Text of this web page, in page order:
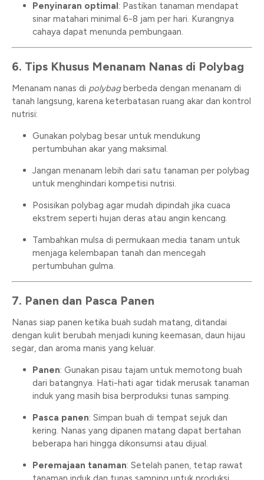
Penyinaran optimal: Pastikan tanaman mendapat
sinar matahari minimal 6-8 jam per hari. Kurangnya
cahaya dapat menunda pembungaan.
6. Tips Khusus Menanam Nanas di Polybag
Menanam nanas di polybagberbeda dengan menanam di
tanah langsung, karena keterbatasan ruang akar dan kontrol
nutrisi:
Gunakan polybag besar untuk mendukung
pertumbuhan akar yang maksimal.
Jangan menanam lebih dari satu tanaman per polybag
untuk menghindari kompetisi nutrisi.
Posisikan polybag agar mudah dipindah jika cuaca
ekstrem seperti hujan deras atau angin kencang.
Tambahkan mulsa di permukaan media tanam untuk
menjaga kelembapan tanah dan mencegah
pertumbuhan gulma.
7. Panen dan Pasca Panen
Nanas siap panen ketika buah sudah matang, ditandai
dengan kulit berubah menjadi kuning keemasan, daun hijau
segar, dan aroma manis yang keluar.
Panen: Gunakan pisau tajam untuk memotong buah
dari batangnya. Hati-hati agar tidak merusak tanaman
induk yang masih bisa berproduksi tunas samping.
Pasca panen: Simpan buah di tempat sejuk dan
kering. Nanas yang dipanen matang dapat bertahan
beberapa hari hingga dikonsumsi atau dijual.
Peremajaan tanaman: Setelah panen, tetap rawat